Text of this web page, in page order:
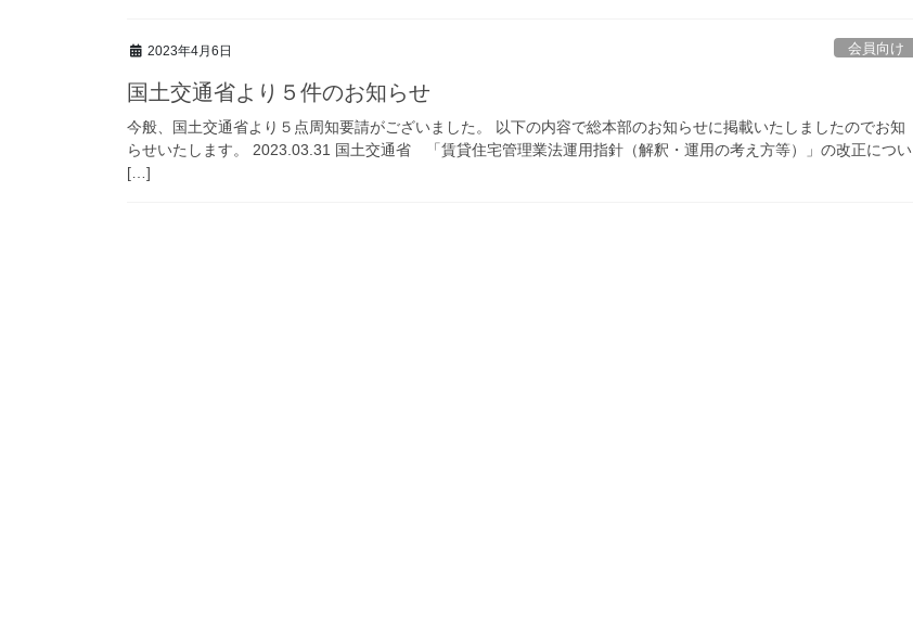
2023年4月6日 会員向け
国土交通省より５件のお知らせ
今般、国土交通省より５点周知要請がございました。 以下の内容で総本部のお知らせに掲載いたしましたのでお知
らせいたします。 2023.03.31 国土交通省 「賃貸住宅管理業法運用指針（解釈・運用の考え方等）」の改正につい
[…]